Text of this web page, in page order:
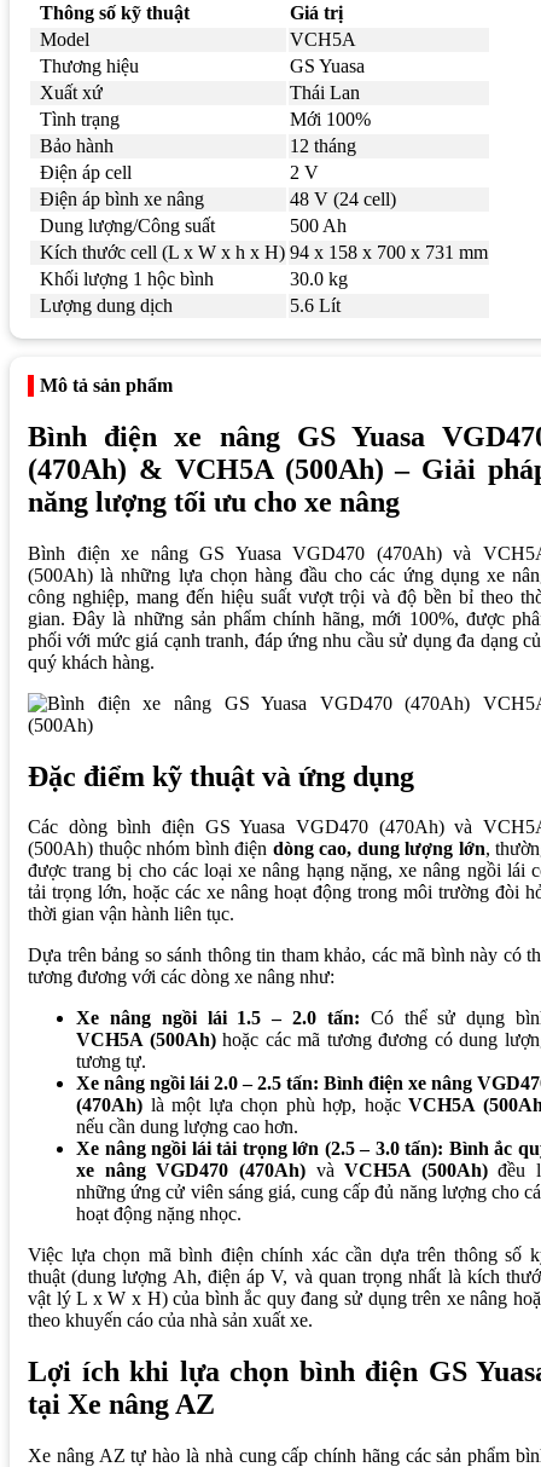
Thông số kỹ thuật
Giá trị
Model
VCH5A
Thương hiệu
GS Yuasa
Xuất xứ
Thái Lan
Tình trạng
Mới 100%
Bảo hành
12 tháng
Điện áp cell
2 V
Điện áp bình xe nâng
48 V (24 cell)
Dung lượng/Công suất
500 Ah
Kích thước cell (L x W x h x H) 94 x 158 x 700 x 731 mm
Khối lượng 1 hộc bình
30.0 kg
Lượng dung dịch
5.6 Lít
Mô tả sản phẩm
Bình điện xe nâng GS Yuasa
(470Ah) & VCH5A (500Ah) – Giải
năng lượng tối ưu cho xe nâng
Bình điện xe nâng GS Yuasa VGD470 (470Ah) và
(500Ah) là những lựa chọn hàng đầu cho các ứng dụng xe
công nghiệp, mang đến hiệu suất vượt trội và độ bền bỉ theo
gian. Đây là những sản phẩm chính hãng, mới 100%, được
phối với mức giá cạnh tranh, đáp ứng nhu cầu sử dụng đa dạng
quý khách hàng.
Đặc điểm kỹ thuật và ứng dụng
Các dòng bình điện GS Yuasa VGD470 (470Ah) và
(500Ah) thuộc nhóm bình điện dòng cao, dung lượng lớn,
được trang bị cho các loại xe nâng hạng nặng, xe nâng ngồi lái
tải trọng lớn, hoặc các xe nâng hoạt động trong môi trường đòi
thời gian vận hành liên tục.
Dựa trên bảng so sánh thông tin tham khảo, các mã bình này có
tương đương với các dòng xe nâng như:
Xe nâng ngồi lái 1.5 – 2.0 tấn: Có thể sử dụng
VCH5A (500Ah)hoặc các mã tương đương có dung
tương tự.
Xe nâng ngồi lái 2.0 – 2.5 tấn: Bình điện xe nâng
(470Ah) là một lựa chọn phù hợp, hoặcVCH5A
nếu cần dung lượng cao hơn.
Xe nâng ngồi lái tải trọng lớn (2.5 – 3.0 tấn): Bình ắc
xe nâng VGD470 (470Ah)vàVCH5A (500Ah)đều
những ứng cử viên sáng giá, cung cấp đủ năng lượng cho
hoạt động nặng nhọc.
Việc lựa chọn mã bình điện chính xác cần dựa trên thông số
thuật (dung lượng Ah, điện áp V, và quan trọng nhất là kích
vật lý L x W x H) của bình ắc quy đang sử dụng trên xe nâng
theo khuyến cáo của nhà sản xuất xe.
Lợi ích khi lựa chọn bình điện GS
tại Xe nâng AZ
Xe nâng AZ tự hào là nhà cung cấp chính hãng các sản phẩm